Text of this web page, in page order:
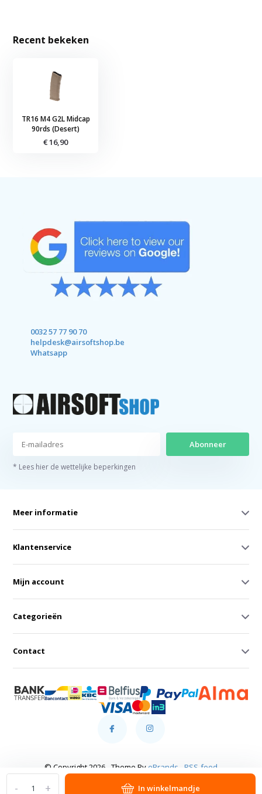
+
- In winkelmandje
Recent bekeken
TR16 M4 G2L Midcap
90rds (Desert)
€ 16,90
0032 57 77 90 70
helpdesk@airsoftshop.be
Whatsapp
Abonneer
* Lees hier de wettelijke beperkingen
Meer informatie
Klantenservice
Mijn account
Categorieën
Contact
© Copyright 2026 - Theme By eBrands RSS-feed